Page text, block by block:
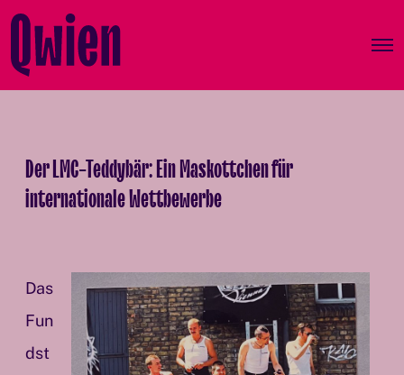
O
Der LMC-Teddybär: Ein Maskottchen für
internationale Wettbewerbe
Das
Fun
dst